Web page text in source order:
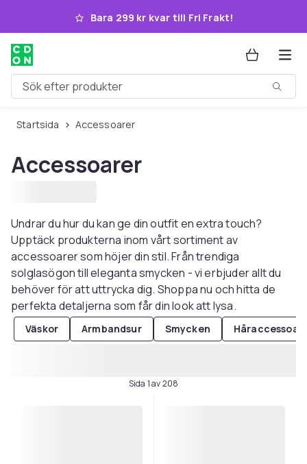
Hoppa till huvudinnehållet
Bara 299 kr kvar till Fri Frakt!
Sök efter produkter
Startsida Accessoarer
Accessoarer
Undrar du hur du kan ge din outfit en extra touch?
Upptäck produkterna inom vårt sortiment av
accessoarer som höjer din stil. Från trendiga
solglasögon till eleganta smycken - vi erbjuder allt du
behöver för att uttrycka dig. Shoppa nu och hitta de
perfekta detaljerna som får din look att lysa.
Väskor Armbandsur Smycken
Sida 1 av 208